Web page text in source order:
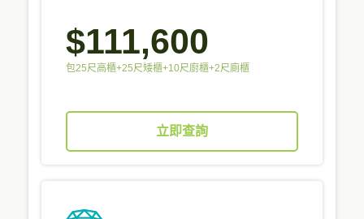
$111,600
包25尺高櫃+25尺矮櫃+10尺廚櫃+2尺廁櫃
立即查詢